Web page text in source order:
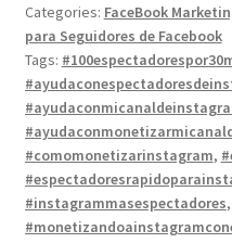
Facebook
(Agregar
3000)
quantity
Categories: FaceBook
para Seguidores de Facebook
Tags:
#comomonetizarinstagram,
#instagrammasespectadores,